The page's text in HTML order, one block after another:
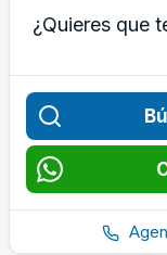
¿Quieres que